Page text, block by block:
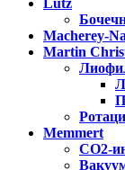
Lutz
Macherey-
Martin
Memmert
CO2-